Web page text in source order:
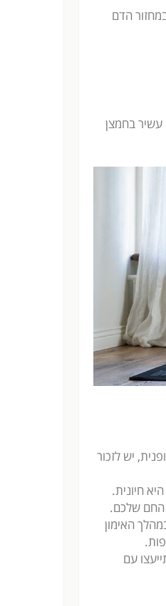
הדם
בחמצן
יש לזכור
חיונית.
החם שלכם.
האימון
עם